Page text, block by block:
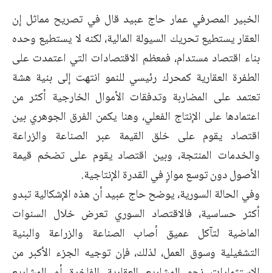
الخبير المصرفي عمار حاج عبيد قال في تصريح مماثل إن
العقار يستطيع تحريك السيولة المالية، لكنه لا يستطيع وحده
بناء اقتصاد مستدام، فمعظم الاقتصادات التي اعتمدت على
الطفرة العقارية كمحرك رئيسي للنمو انتهت إلى بنية هشة
تعتمد على المضاربة وتدفقات الأموال الخارجية أكثر من
اعتمادها على الإنتاج الفعلي، وهنا يكمن الفرق الجوهري بين
اقتصاد يقوم على خلق القيمة عبر الصناعة والزراعة
والخدمات المنتجة، وبين اقتصاد يقوم على تضخم قيمة
الأصول دون توسع موازٍ في القدرة الإنتاجية.
وفي الحالة السورية، يوضح حاج عبيد أن هذه الإشكالية تبدو
أكثر حساسية، فالاقتصاد السوري تعرض خلال السنوات
الماضية لتآكل عميق أصاب الصناعة والزراعة والبنية
التشغيلية وسوق العمل، لذلك، فإن توجيه الجزء الأكبر من